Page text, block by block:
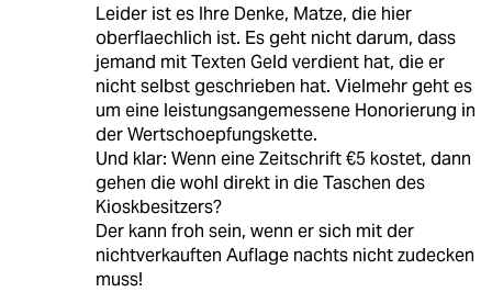
Leider ist es Ihre Denke, Matze, die hier
oberflaechlich ist. Es geht nicht darum, dass
jemand mit Texten Geld verdient hat, die er
nicht selbst geschrieben hat. Vielmehr geht es
um eine leistungsangemessene Honorierung in
der Wertschoepfungskette.
Und klar: Wenn eine Zeitschrift €5 kostet, dann
gehen die wohl direkt in die Taschen des
Kioskbesitzers?
Der kann froh sein, wenn er sich mit der
nichtverkauften Auflage nachts nicht zudecken
muss!